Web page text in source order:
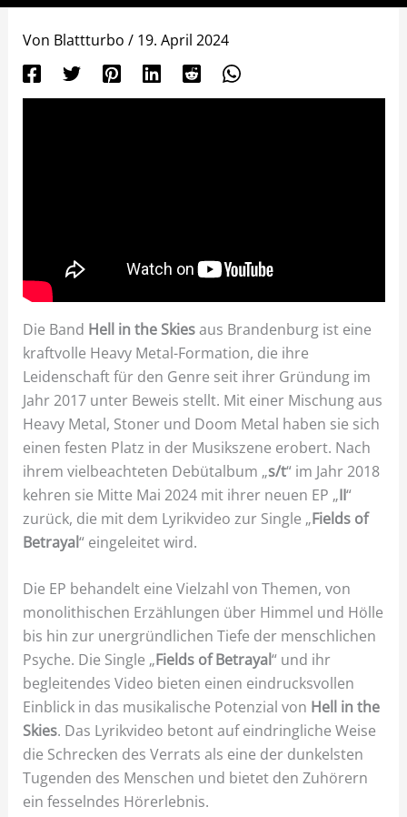
Von Blattturbo / 19. April 2024
Die Band Hell in the Skiesaus Brandenburg ist eine
kraftvolle Heavy Metal-Formation, die ihre
Leidenschaft für den Genre seit ihrer Gründung im
Jahr 2017 unter Beweis stellt. Mit einer Mischung aus
Heavy Metal, Stoner und Doom Metal haben sie sich
einen festen Platz in der Musikszene erobert. Nach
ihrem vielbeachteten Debütalbum „s/t“ im Jahr 2018
kehren sie Mitte Mai 2024 mit ihrer neuen EP „II“
zurück, die mit dem Lyrikvideo zur Single „Fields of
Betrayal“ eingeleitet wird.
Die EP behandelt eine Vielzahl von Themen, von
monolithischen Erzählungen über Himmel und Hölle
bis hin zur unergründlichen Tiefe der menschlichen
Psyche. Die Single „Fields of Betrayal“ und ihr
begleitendes Video bieten einen eindrucksvollen
Einblick in das musikalische Potenzial von Hell in the
Skies. Das Lyrikvideo betont auf eindringliche Weise
die Schrecken des Verrats als eine der dunkelsten
Tugenden des Menschen und bietet den Zuhörern
ein fesselndes Hörerlebnis.